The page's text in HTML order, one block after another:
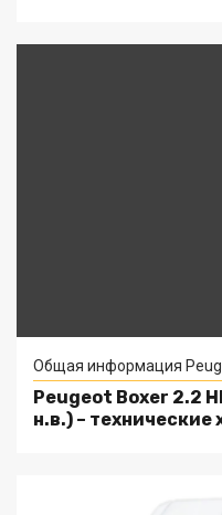
Общая информация
Peugeot Boxer 2.2
н.в.) – технические